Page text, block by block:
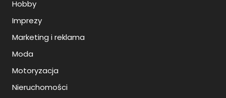
Hobby
Imprezy
Marketing i reklama
Moda
Motoryzacja
Nieruchomości